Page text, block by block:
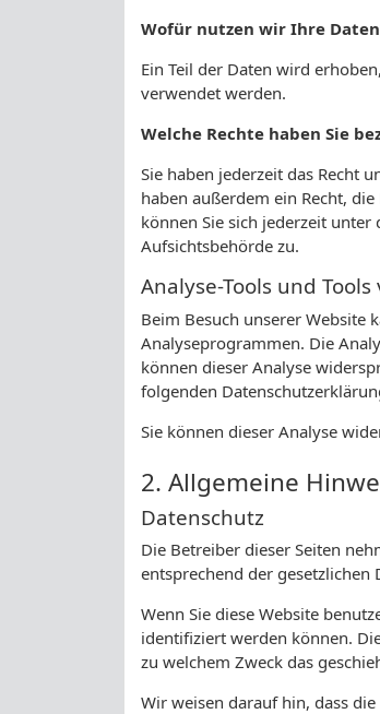
Wofür nutzen wir Ihre
Ein Teil der Daten wird
verwendet werden.
Welche Rechte haben Sie
Sie haben jederzeit das Recht
haben außerdem ein Recht,
können Sie sich jederzeit
Aufsichtsbehörde zu.
Analyse-Tools und
Beim Besuch unserer Website
Analyseprogrammen. Die
können dieser Analyse
folgenden
Sie können dieser Analyse
2. Allgemeine
Datenschutz
Die Betreiber dieser Seiten
entsprechend der
Wenn Sie diese Website
identifiziert werden können.
zu welchem Zweck das
Wir weisen darauf hin, dass